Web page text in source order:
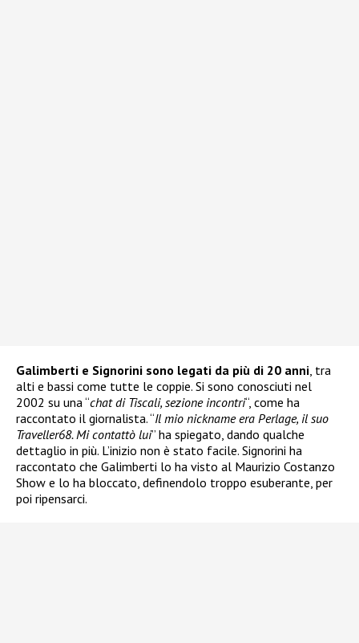
Galimberti e Signorini sono legati da più di 20 anni , tra
alti e bassi come tutte le coppie. Si sono conosciuti nel
2002 su una “chat di Tiscali, sezione incontri“, come ha
raccontato il giornalista. “Il mio nickname era Perlage, il suo
Traveller68. Mi contattò lui” ha spiegato, dando qualche
dettaglio in più. L’inizio non è stato facile. Signorini ha
raccontato che Galimberti lo ha visto al Maurizio Costanzo
Show e lo ha bloccato, definendolo troppo esuberante, per
poi ripensarci.